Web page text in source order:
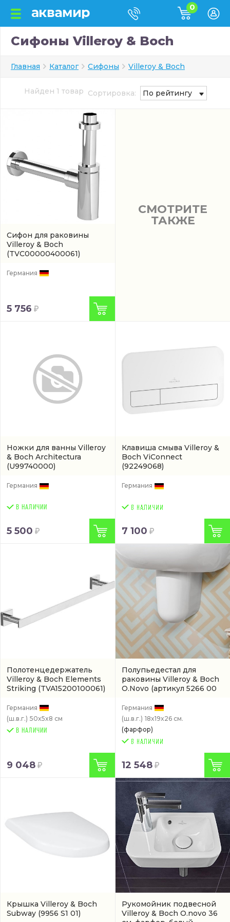
0
Сифоны Villeroy & Boch
Главная Каталог Сифоны Villeroy & Boch
Найден 1 товар Сортировка: По рейтингу
Сифон для раковины
Villeroy & Boch
(TVC00000400061)
Германия
5 756
СМОТРИТЕ
ТАКЖЕ
Ножки для ванны Villeroy
& Boch Architectura
(U99740000)
Германия
В НАЛИЧИИ
5 500
Клавиша смыва Villeroy &
Boch ViConnect
(92249068)
Германия
7 100
Полотенцедержатель
Villeroy & Boch Elements
Striking (TVA15200100061)
Германия
(ш.в.г.) 50x5x8 см
В НАЛИЧИИ
9 048
Полупьедестал для
раковины Villeroy & Boch
O.Novo (артикул 5266 00
Германия
(ш.в.г.) 18x19x26 см.
(фарфор)
12 548
Крышка Villeroy & Boch
Subway (9956 S1 01)
Рукомойник подвесной
Villeroy & Boch O.novo 36